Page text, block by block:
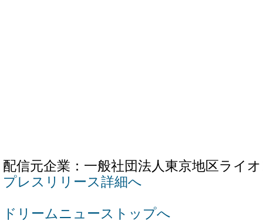
配信元企業：一般社団法人東京地区ライ
プレスリリース詳細へ
ドリームニューストップへ